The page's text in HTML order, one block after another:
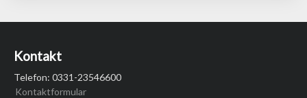
Kontakt
Telefon: 0331-23546600
Kontaktformular